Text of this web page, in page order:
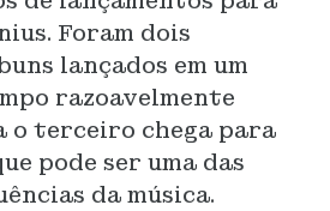
Foram dois
lançados em um
razoavelmente
o terceiro chega para
pode ser uma das
da música.